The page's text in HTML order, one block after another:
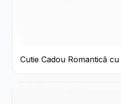
Cutie Cadou Romantică
Șampanie și Lumânare